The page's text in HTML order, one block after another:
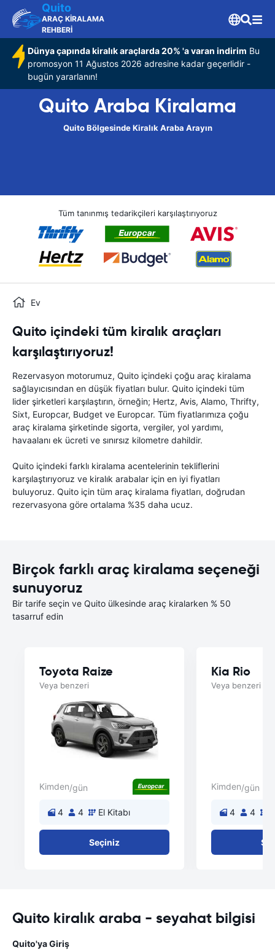
Quito
ARAÇ KİRALAMA
REHBERİ
Dünya çapında kiralık araçlarda 20% 'a varan indirim Bu
promosyon 11 Ağustos 2026 adresine kadar geçerlidir -
bugün yararlanın!
Quito Araba Kiralama
Quito Bölgesinde Kiralık Araba Arayın
Tüm tanınmış tedarikçileri karşılaştırıyoruz
Ev
Quito içindeki tüm kiralık araçları
karşılaştırıyoruz!
Rezervasyon motorumuz, Quito içindeki çoğu araç kiralama
sağlayıcısından en düşük fiyatları bulur. Quito içindeki tüm
lider şirketleri karşılaştırın, örneğin; Hertz, Avis, Alamo, Thrifty,
Sixt, Europcar, Budget ve Europcar. Tüm fiyatlarımıza çoğu
araç kiralama şirketinde sigorta, vergiler, yol yardımı,
havaalanı ek ücreti ve sınırsız kilometre dahildir.
Quito içindeki farklı kiralama acentelerinin tekliflerini
karşılaştırıyoruz ve kiralık arabalar için en iyi fiyatları
buluyoruz. Quito için tüm araç kiralama fiyatları, doğrudan
rezervasyona göre ortalama %35 daha ucuz.
Birçok farklı araç kiralama seçeneği
sunuyoruz
Bir tarife seçin ve Quito ülkesinde araç kiralarken % 50
tasarruf edin
Toyota Raize
Veya benzeri
Kimden/gün
4 4 El Kitabı
Seçiniz
Kia Rio
Veya benzeri
Kimden/gün
4 4
Quito kiralık araba - seyahat bilgisi
Quito'ya Giriş